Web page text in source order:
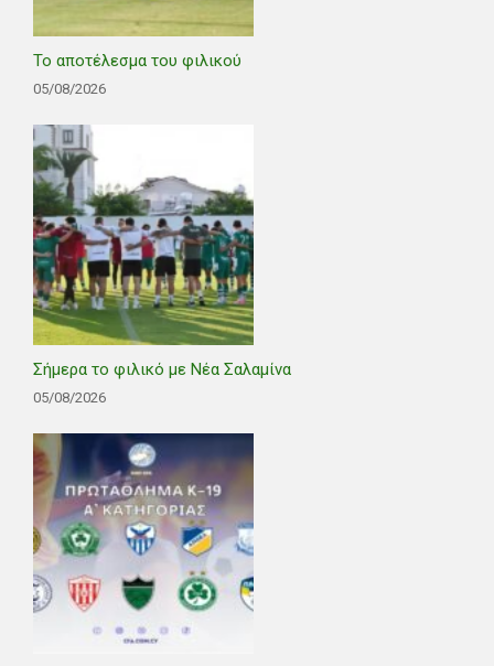
Το αποτέλεσμα του φιλικού
05/08/2026
Σήμερα το φιλικό με Νέα Σαλαμίνα
05/08/2026